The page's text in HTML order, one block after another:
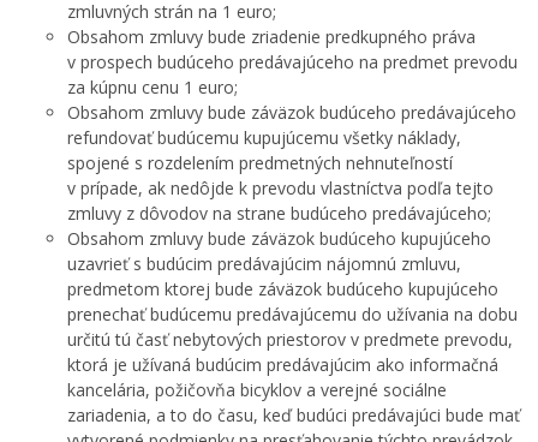
zmluvných strán na 1 euro;
Obsahom zmluvy bude zriadenie predkupného práva
v prospech budúceho predávajúceho na predmet prevodu
za kúpnu cenu 1 euro;
Obsahom zmluvy bude záväzok budúceho predávajúceho
refundovať budúcemu kupujúcemu všetky náklady,
spojené s rozdelením predmetných nehnuteľností
v prípade, ak nedôjde k prevodu vlastníctva podľa tejto
zmluvy z dôvodov na strane budúceho predávajúceho;
Obsahom zmluvy bude záväzok budúceho kupujúceho
uzavrieť s budúcim predávajúcim nájomnú zmluvu,
predmetom ktorej bude záväzok budúceho kupujúceho
prenechať budúcemu predávajúcemu do užívania na dobu
určitú tú časť nebytových priestorov v predmete prevodu,
ktorá je užívaná budúcim predávajúcim ako informačná
kancelária, požičovňa bicyklov a verejné sociálne
zariadenia, a to do času, keď budúci predávajúci bude mať